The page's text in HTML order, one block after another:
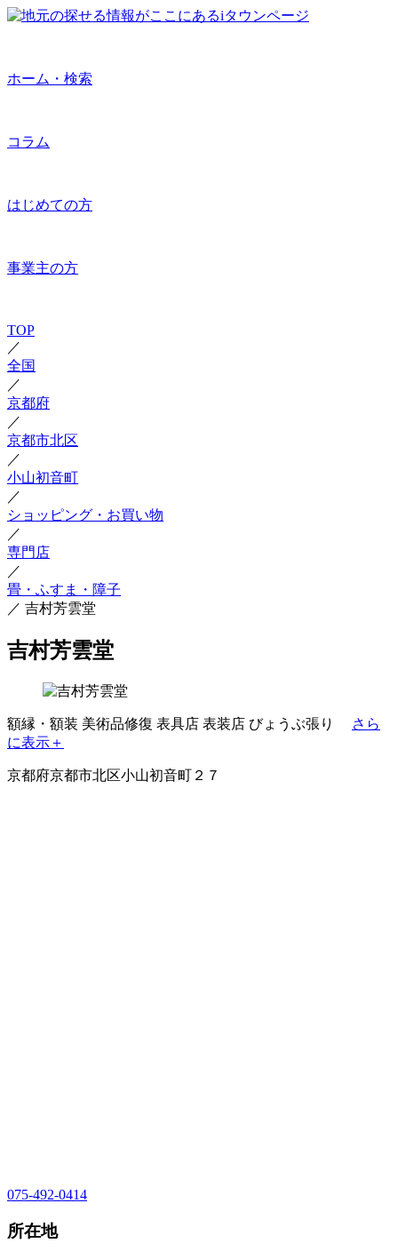
ホーム・検索
コラム
はじめての方
事業主の方
TOP
／
全国
／
京都府
／
京都市北区
／
小山初音町
／
ショッピング・お買い物
／
専門店
／
畳・ふすま・障子
／ 吉村芳雲堂
吉村芳雲堂
額縁・額装 美術品修復 表具店 表装店 びょうぶ張り
さら
に表示＋
京都府京都市北区小山初音町２７
075-492-0414
所在地